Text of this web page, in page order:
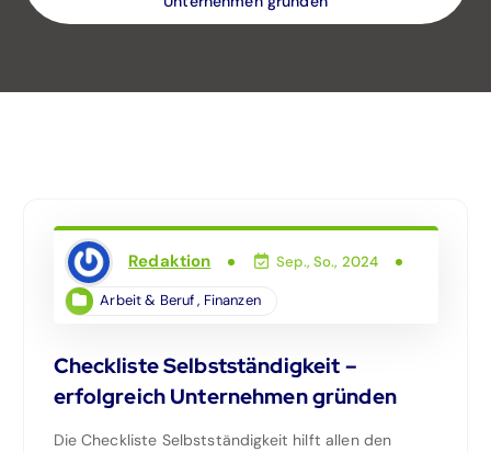
Redaktion Sep., So., 2024
Arbeit & Beruf, Finanzen
Checkliste Selbstständigkeit –
erfolgreich Unternehmen gründen
Die Checkliste Selbstständigkeit hilft allen den